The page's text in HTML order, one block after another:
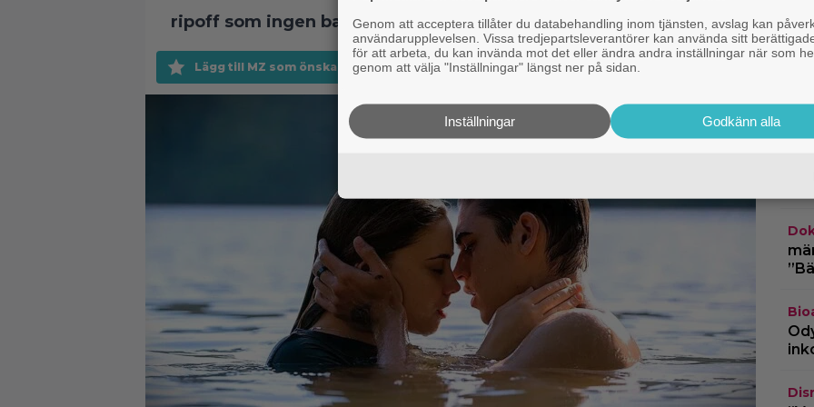
ripoff som ingen bad om
Lägg till MZ som önskad källa på Google
Genom att acceptera tillåter du databehandling inom tjänsten, avslag kan
användarupplevelsen. Vissa tredjepartsleverantörer kan använda sitt
för att arbeta, du kan invända mot det eller ändra andra inställningar när som
genom att välja "Inställningar" längst ner på sidan.
Godkänn alla
Inställningar